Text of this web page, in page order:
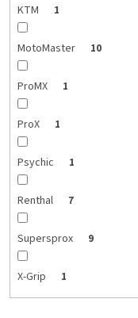
KTM 1
MotoMaster 10
ProMX 1
ProX 1
Psychic 1
Renthal 7
Supersprox 9
X-Grip 1